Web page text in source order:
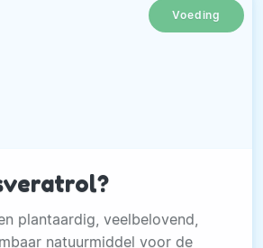
Voeding
plantaardig, veelbelovend,
natuurmiddel voor de